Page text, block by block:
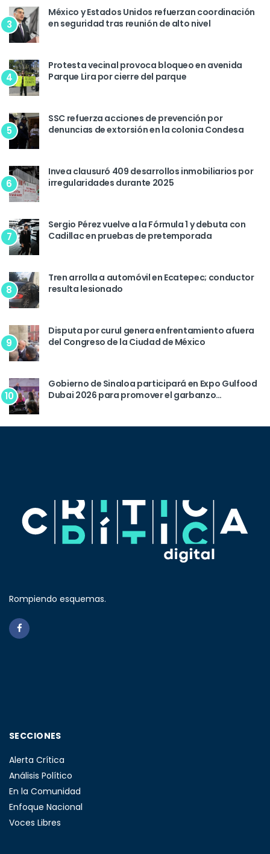
3
México y Estados Unidos refuerzan coordinación
en seguridad tras reunión de alto nivel
4
Protesta vecinal provoca bloqueo en avenida
Parque Lira por cierre del parque
5
SSC refuerza acciones de prevención por
denuncias de extorsión en la colonia Condesa
6
Invea clausuró 409 desarrollos inmobiliarios por
irregularidades durante 2025
7
Sergio Pérez vuelve a la Fórmula 1 y debuta con
Cadillac en pruebas de pretemporada
8
Tren arrolla a automóvil en Ecatepec; conductor
resulta lesionado
9
Disputa por curul genera enfrentamiento afuera
del Congreso de la Ciudad de México
10
Gobierno de Sinaloa participará en Expo Gulfood
Dubai 2026 para promover el garbanzo
Rompiendo esquemas.
SECCIONES
Alerta Crítica
Análisis Político
En la Comunidad
Enfoque Nacional
Voces Libres